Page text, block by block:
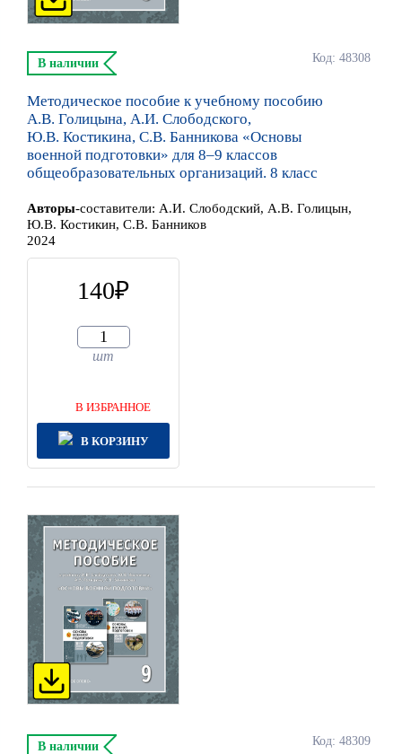
Код: 48308
В наличии
Методическое пособие к учебному пособию
А.В. Голицына, А.И. Слободского,
Ю.В. Костикина, С.В. Банникова «Основы
военной подготовки» для 8–9 классов
общеобразовательных организаций. 8 класс
Авторы-составители: А.И. Слободский, А.В. Голицын,
Ю.В. Костикин, С.В. Банников
2024
140
шт
В ИЗБРАННОЕ
В КОРЗИНУ
Код: 48309
В наличии